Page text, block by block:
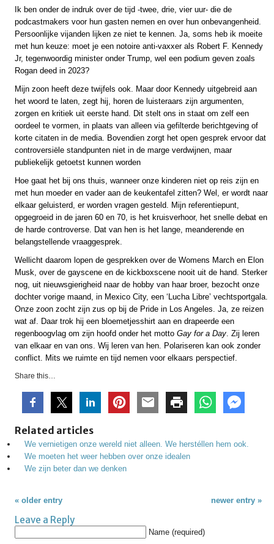
Ik ben onder de indruk over de tijd -twee, drie, vier uur- die de
podcastmakers voor hun gasten nemen en over hun onbevangenheid.
Persoonlijke vijanden lijken ze niet te kennen. Ja, soms heb ik moeite
met hun keuze: moet je een notoire anti-vaxxer als Robert F. Kennedy
Jr, tegenwoordig minister onder Trump, wel een podium geven zoals
Rogan deed in 2023?
Mijn zoon heeft deze twijfels ook. Maar door Kennedy uitgebreid aan
het woord te laten, zegt hij, horen de luisteraars zijn argumenten,
zorgen en kritiek uit eerste hand. Dit stelt ons in staat om zelf een
oordeel te vormen, in plaats van alleen via gefilterde berichtgeving of
korte citaten in de media. Bovendien zorgt het open gesprek ervoor dat
controversiële standpunten niet in de marge verdwijnen, maar
publiekelijk getoetst kunnen worden
Hoe gaat het bij ons thuis, wanneer onze kinderen niet op reis zijn en
met hun moeder en vader aan de keukentafel zitten? Wel, er wordt naar
elkaar geluisterd, er worden vragen gesteld. Mijn referentiepunt,
opgegroeid in de jaren 60 en 70, is het kruisverhoor, het snelle debat en
de harde controverse. Dat van hen is het lange, meanderende en
belangstellende vraaggesprek.
Wellicht daarom lopen de gesprekken over de Womens March en Elon
Musk, over de gayscene en de kickboxscene nooit uit de hand. Sterker
nog, uit nieuwsgierigheid naar de hobby van haar broer, bezocht onze
dochter vorige maand, in Mexico City, een ‘Lucha Libre’ vechtsportgala.
Onze zoon zocht zijn zus op bij de Pride in Los Angeles. Ja, ze reizen
wat af. Daar trok hij een bloemetjesshirt aan en drapeerde een
regenboogvlag om zijn hoofd onder het motto Gay for a Day . Zij leren
van elkaar en van ons. Wij leren van hen. Polariseren kan ook zonder
conflict. Mits we ruimte en tijd nemen voor elkaars perspectief.
Share this…
Related articles
We vernietigen onze wereld niet alleen. We herstéllen hem ook.
We moeten het weer hebben over onze idealen
We zijn beter dan we denken
« older entry newer entry »
Leave a Reply
Name (required)